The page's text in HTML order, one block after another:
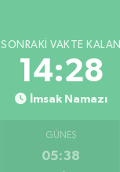
SONRAKI VAKTE KALAN
14:27
İmsak Namazı
GÜNEŞ
05:38